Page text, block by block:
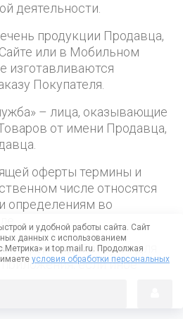
деятельности.
продукции Продавца,
или в Мобильном
изготавливаются
Покупателя.
– лица, оказывающие
от имени Продавца,
оферты термины и
числе относятся
определениям во
оферты действуют для
если иное
настоящей офертой.
и удобной работы сайта. Сайт
данных с использованием
и top.mail.ru. Продолжая
условия обработки персональных